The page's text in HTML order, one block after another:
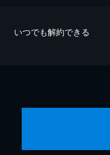
いつでも解約できる